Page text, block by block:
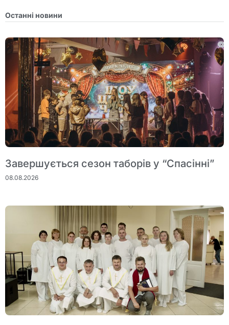
Останні новини
Завершується сезон таборів у “Спасінні”
08.08.2026